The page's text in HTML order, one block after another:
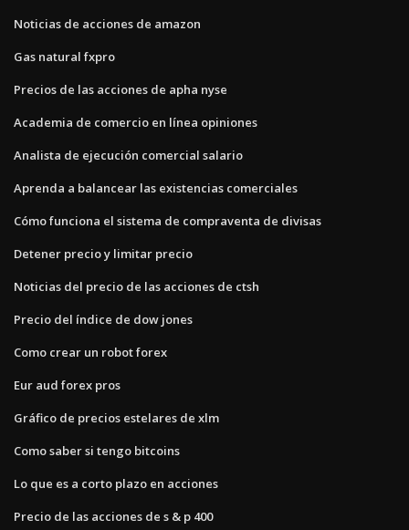
Noticias de acciones de amazon
Gas natural fxpro
Precios de las acciones de apha nyse
Academia de comercio en línea opiniones
Analista de ejecución comercial salario
Aprenda a balancear las existencias comerciales
Cómo funciona el sistema de compraventa de divisas
Detener precio y limitar precio
Noticias del precio de las acciones de ctsh
Precio del índice de dow jones
Como crear un robot forex
Eur aud forex pros
Gráfico de precios estelares de xlm
Como saber si tengo bitcoins
Lo que es a corto plazo en acciones
Precio de las acciones de s & p 400